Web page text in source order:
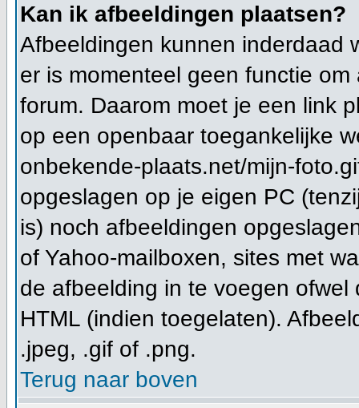
Kan ik afbeeldingen plaatsen?
Afbeeldingen kunnen inderdaad
er is momenteel geen functie
forum. Daarom moet je een link
op een openbaar toegankelijke
onbekende-plaats.net/mijn-
opgeslagen op je eigen PC
is) noch afbeeldingen
of Yahoo-mailboxen, sites met
de afbeelding in te voegen
HTML (indien toegelaten).
.jpeg, .gif of .png.
Terug naar boven